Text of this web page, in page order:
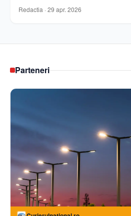
Redactia · 29 apr. 2026
Parteneri